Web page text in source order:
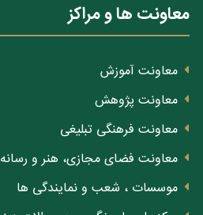
معاونت ها و مراکز
معاونت آموزش
معاونت پژوهش
معاونت فرهنگی تبلیغی
معاونت فضای مجازی، هنر و رسانه
موسسات ، شعب و نمایندگی ها